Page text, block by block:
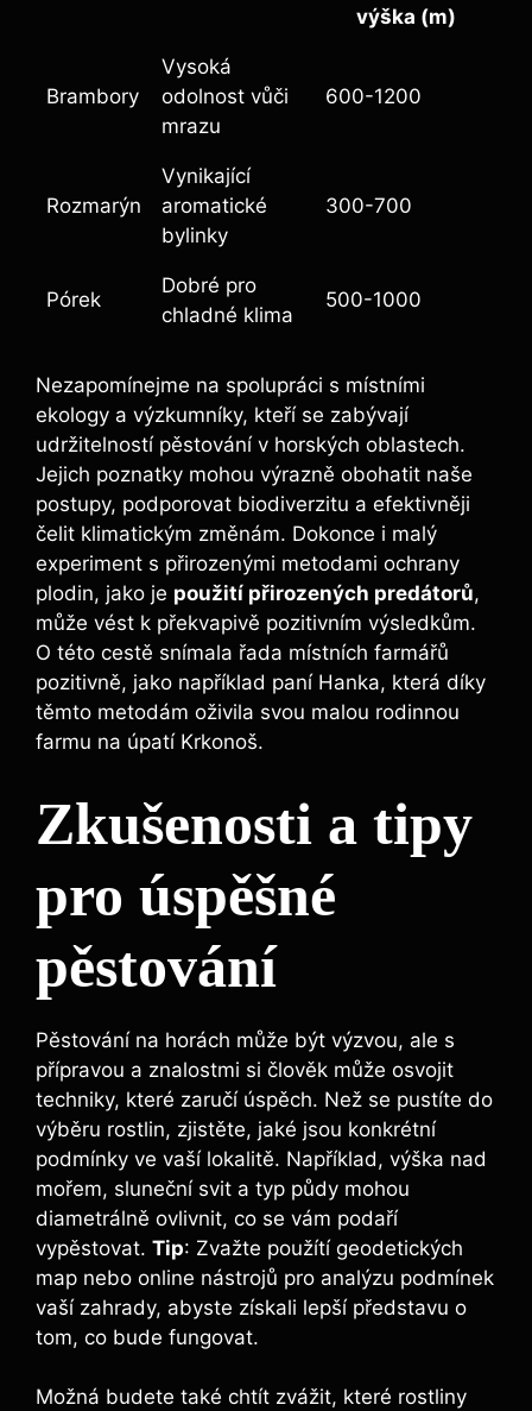
výška (m)
Brambory
Vysoká
odolnost vůči
mrazu
600-1200
Rozmarýn
Vynikající
aromatické
bylinky
300-700
Pórek
Dobré pro
chladné klima
500-1000
Nezapomínejme na spolupráci s místními
ekology a výzkumníky, kteří se zabývají
udržitelností pěstování v horských oblastech.
Jejich poznatky mohou výrazně obohatit naše
postupy, podporovat biodiverzitu a efektivněji
čelit klimatickým změnám. Dokonce i malý
experiment s přirozenými metodami ochrany
plodin, jako je použití přirozených predátorů,
může vést k překvapivě pozitivním výsledkům.
O této cestě snímala řada místních farmářů
pozitivně, jako například paní Hanka, která díky
těmto metodám oživila svou malou rodinnou
farmu na úpatí Krkonoš.
Zkušenosti a tipy
pro úspěšné
pěstování
Pěstování na horách může být výzvou, ale s
přípravou a znalostmi si člověk může osvojit
techniky, které zaručí úspěch. Než se pustíte do
výběru rostlin, zjistěte, jaké jsou konkrétní
podmínky ve vaší lokalitě. Například, výška nad
mořem, sluneční svit a typ půdy mohou
diametrálně ovlivnit, co se vám podaří
vypěstovat. Tip: Zvažte použítí geodetických
map nebo online nástrojů pro analýzu podmínek
vaší zahrady, abyste získali lepší představu o
tom, co bude fungovat.
Možná budete také chtít zvážit, které rostliny